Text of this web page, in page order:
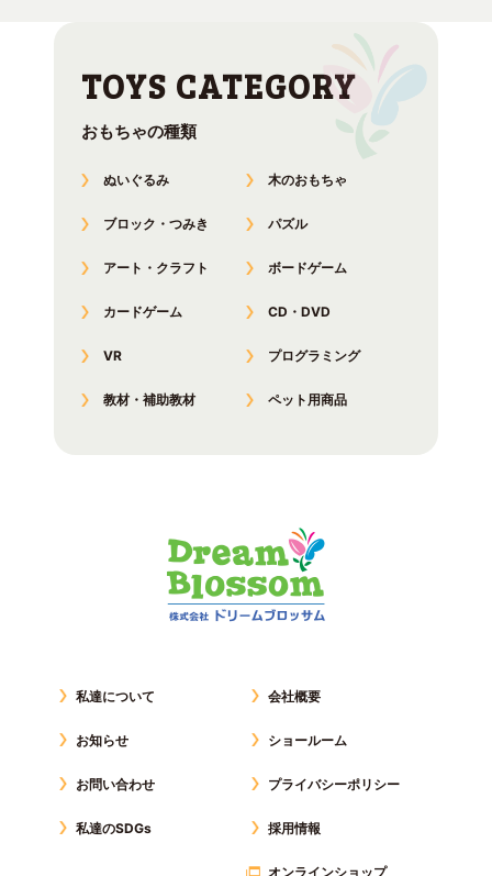
おもちゃの種類
ぬいぐるみ 木のおもちゃ
ブロック・つみき パズル
アート・クラフト ボードゲーム
カードゲーム CD・DVD
VR プログラミング
教材・補助教材 ペット用商品
私達について
お知らせ
お問い合わせ
私達のSDGs
会社概要
ショールーム
プライバシーポリシー
採用情報
オンラインショップ